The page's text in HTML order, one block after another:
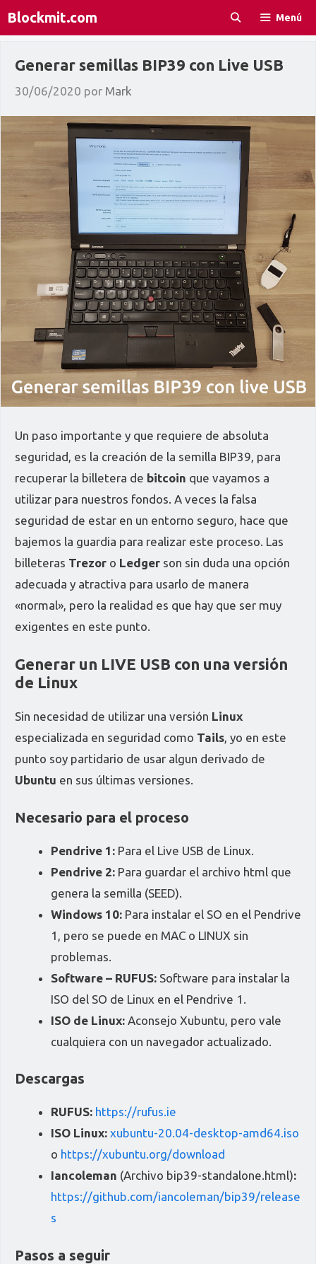
Saltar
Blockmit.com Menú
Generar semillas BIP39 con Live USB
30/06/2020 por Mark
Un paso importante y que requiere de absoluta
seguridad, es la creación de la semilla BIP39, para
recuperar la billetera de bitcoin que vayamos a
utilizar para nuestros fondos. A veces la falsa
seguridad de estar en un entorno seguro, hace que
bajemos la guardia para realizar este proceso. Las
billeteras Trezor o Ledger son sin duda una opción
adecuada y atractiva para usarlo de manera
«normal», pero la realidad es que hay que ser muy
exigentes en este punto.
Generar un LIVE USB con una versión
de Linux
Sin necesidad de utilizar una versión Linux
especializada en seguridad como Tails, yo en este
punto soy partidario de usar algun derivado de
Ubuntu en sus últimas versiones.
Necesario para el proceso
Pendrive 1: Para el Live USB de Linux.
Pendrive 2: Para guardar el archivo html que
genera la semilla (SEED).
Windows 10: Para instalar el SO en el Pendrive
1, pero se puede en MAC o LINUX sin
problemas.
Software – RUFUS: Software para instalar la
ISO del SO de Linux en el Pendrive 1.
ISO de Linux: Aconsejo Xubuntu, pero vale
cualquiera con un navegador actualizado.
Descargas
RUFUS: https://rufus.ie
ISO Linux: xubuntu-20.04-desktop-amd64.iso
o https://xubuntu.org/download
Iancoleman (Archivo bip39-standalone.html):
https://github.com/iancoleman/bip39/release
s
Pasos a seguir